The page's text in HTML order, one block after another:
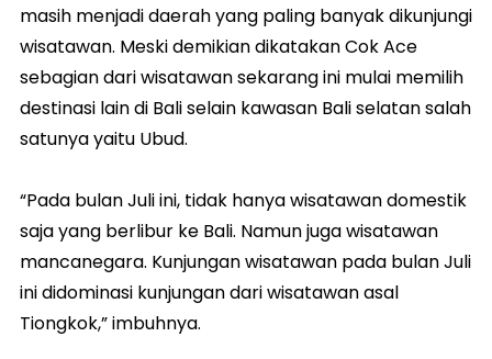
masih menjadi daerah yang paling banyak dikunjungi
wisatawan. Meski demikian dikatakan Cok Ace
sebagian dari wisatawan sekarang ini mulai memilih
destinasi lain di Bali selain kawasan Bali selatan salah
satunya yaitu Ubud.
“Pada bulan Juli ini, tidak hanya wisatawan domestik
saja yang berlibur ke Bali. Namun juga wisatawan
mancanegara. Kunjungan wisatawan pada bulan Juli
ini didominasi kunjungan dari wisatawan asal
Tiongkok,” imbuhnya.